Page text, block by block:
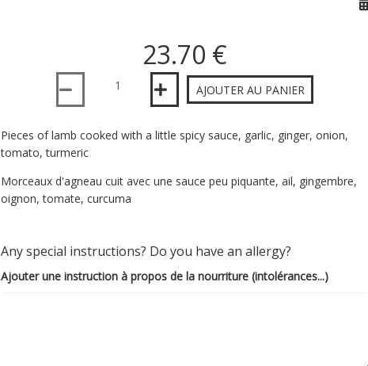
23.70 €
Quantité
AJOUTER AU PANIER
Pieces of lamb cooked with a little spicy sauce, garlic, ginger, onion,
tomato, turmeric
Morceaux d'agneau cuit avec une sauce peu piquante, ail, gingembre,
oignon, tomate, curcuma
Any special instructions? Do you have an allergy?
Ajouter une instruction à propos de la nourriture (intolérances...)